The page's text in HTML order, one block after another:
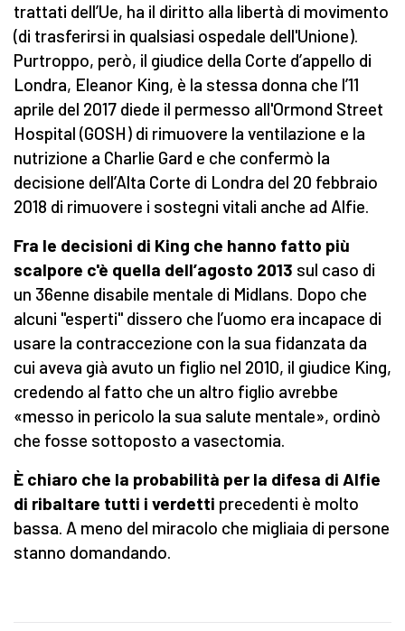
trattati dell’Ue, ha il diritto alla libertà di movimento
(di trasferirsi in qualsiasi ospedale dell'Unione).
Purtroppo, però, il giudice della Corte d’appello di
Londra, Eleanor King, è la stessa donna che l’11
aprile del 2017 diede il permesso all'Ormond Street
Hospital (GOSH) di rimuovere la ventilazione e la
nutrizione a Charlie Gard e che confermò la
decisione dell’Alta Corte di Londra del 20 febbraio
2018 di rimuovere i sostegni vitali anche ad Alfie.
Fra le decisioni di King che hanno fatto più
scalpore c'è quella dell’agosto 2013 sul caso di
un 36enne disabile mentale di Midlans. Dopo che
alcuni "esperti" dissero che l’uomo era incapace di
usare la contraccezione con la sua fidanzata da
cui aveva già avuto un figlio nel 2010, il giudice King,
credendo al fatto che un altro figlio avrebbe
«messo in pericolo la sua salute mentale», ordinò
che fosse sottoposto a vasectomia.
È chiaro che la probabilità per la difesa di Alfie
di ribaltare tutti i verdetti precedenti è molto
bassa. A meno del miracolo che migliaia di persone
stanno domandando.